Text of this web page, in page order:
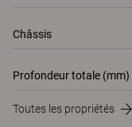
Châssis
Profondeur totale (mm)
Toutes les propriétés